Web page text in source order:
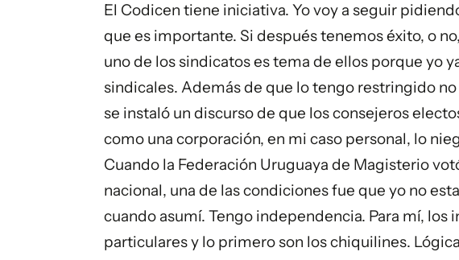
El Codicen tiene iniciativa. Yo voy a seguir
que es importante. Si después tenemos éxito, o
uno de los sindicatos es tema de ellos porque yo
sindicales. Además de que lo tengo restringido
se instaló un discurso de que los consejeros
como una corporación, en mi caso personal, lo
Cuando la Federación Uruguaya de Magisterio
nacional, una de las condiciones fue que yo no
cuando asumí. Tengo independencia. Para mí, los
particulares y lo primero son los chiquilines.